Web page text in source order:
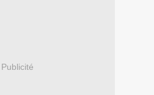
Publicité